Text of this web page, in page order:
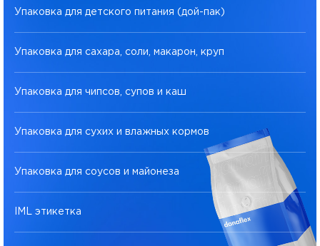
Упаковка для детского питания (дой-пак)
Упаковка для сахара, соли, макарон, круп
Упаковка для чипсов, супов и каш
Упаковка для сухих и влажных кормов
Упаковка для соусов и майонеза
IML этикетка